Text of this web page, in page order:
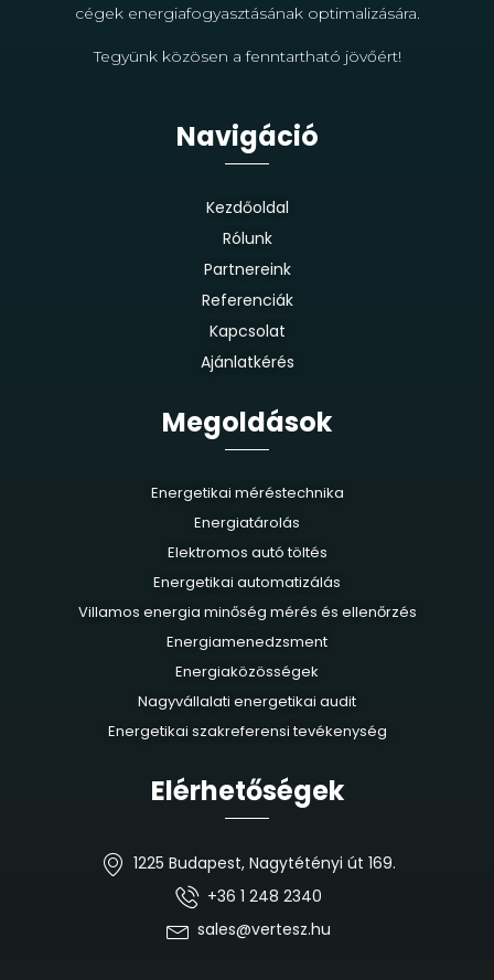
cégek energiafogyasztásának optimalizására.
Tegyünk közösen a fenntartható jövőért!
Navigáció
Kezdőoldal
Rólunk
Partnereink
Referenciák
Kapcsolat
Ajánlatkérés
Megoldások
Energetikai méréstechnika
Energiatárolás
Elektromos autó töltés
Energetikai automatizálás
Villamos energia minőség mérés és ellenőrzés
Energiamenedzsment
Energiaközösségek
Nagyvállalati energetikai audit
Energetikai szakreferensi tevékenység
Elérhetőségek
1225 Budapest, Nagytétényi út 169.
+36 1 248 2340
sales@vertesz.hu